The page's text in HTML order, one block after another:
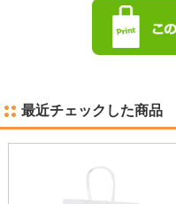
最近チェックした商品